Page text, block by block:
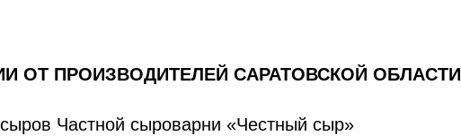
ОТ ПРОИЗВОДИТЕЛЕЙ САРАТОВСКОЙ ОБЛАСТИ
сыров Частной сыроварни «Честный сыр»